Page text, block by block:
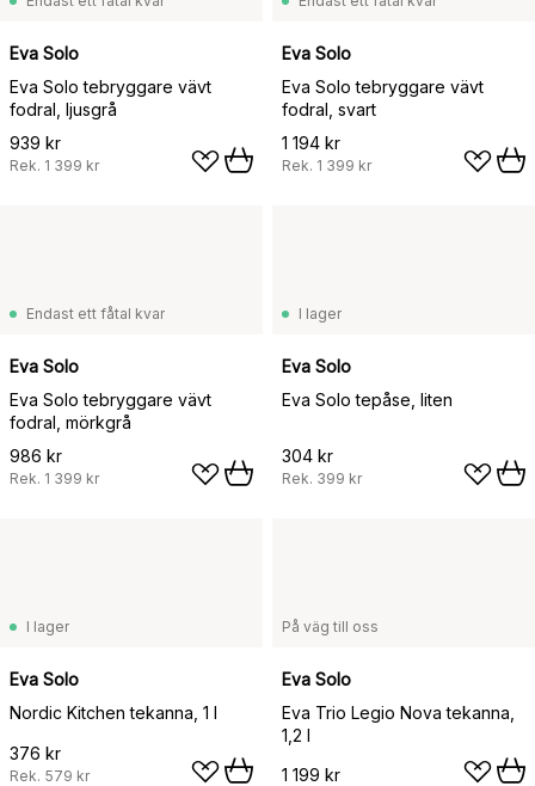
Eva Solo
Eva Solo tebryggare vävt
fodral, ljusgrå
939 kr
Rek. 1 399 kr
Eva Solo
Eva Solo tebryggare vävt
fodral, svart
1 194 kr
Rek. 1 399 kr
Endast ett fåtal kvar
Eva Solo
Eva Solo tebryggare vävt
fodral, mörkgrå
986 kr
Rek. 1 399 kr
I lager
Eva Solo
Eva Solo tepåse, liten
304 kr
Rek. 399 kr
I lager
Eva Solo
Nordic Kitchen tekanna, 1 l
376 kr
Rek. 579 kr
På väg till oss
Eva Solo
Eva Trio Legio Nova tekanna,
1,2 l
1 199 kr